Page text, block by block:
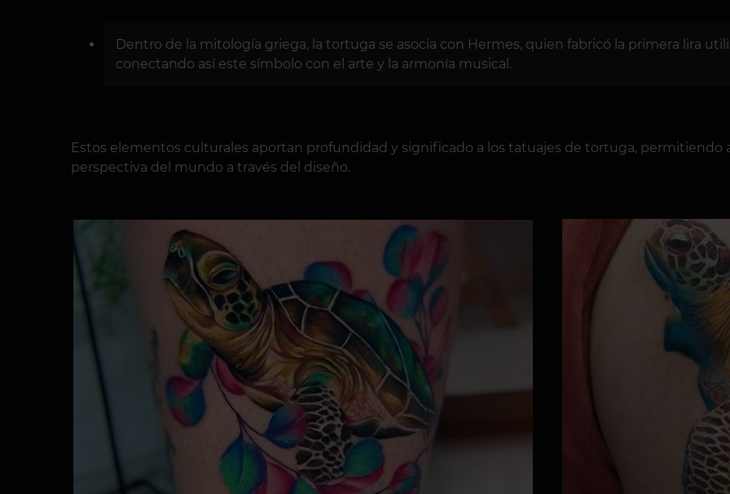
Dentro de la mitología griega, la tortuga se asocia con Hermes, quien fabricó la primera lira
conectando así este símbolo con el arte y la armonía musical.
Estos elementos culturales aportan profundidad y significado a los tatuajes de tortuga, permitiendo
perspectiva del mundo a través del diseño.